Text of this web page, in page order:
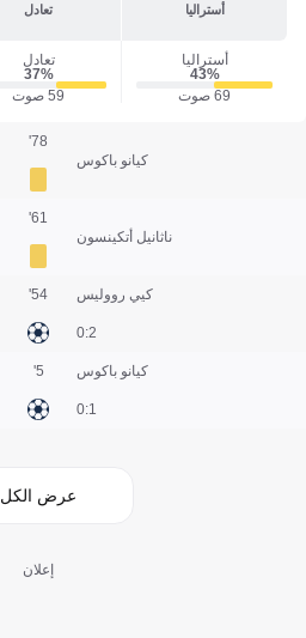
أستراليا تعادل
أستراليا
43‎%‎
69 صوت
تعادل
37‎%‎
59 صوت
كيانو باكوس
78'
ناثانيل أتكينسون
61'
كيي رووليس
2:0
54'
كيانو باكوس
1:0
5'
عرض الكل
إعلان